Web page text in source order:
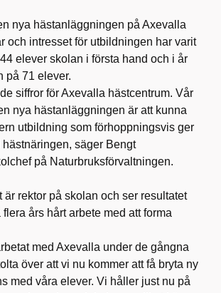
nya hästanläggningen på Axevalla
och intresset för utbildningen har varit
elever skolan i första hand och i år
på 71 elever.
siffror för Axevalla hästcentrum. Vår
nya hästanläggningen är att kunna
utbildning som förhoppningsvis ger
hästnäringen, säger Bengt
på Naturbruksförvaltningen.
är rektor på skolan och ser resultatet
års hårt arbete med att forma
med Axevalla under de gångna
över att vi nu kommer att få bryta ny
med våra elever. Vi håller just nu på